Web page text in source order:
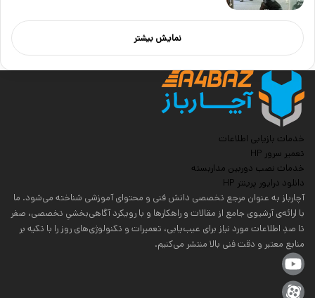
نمایش بیشتر
خدمات بازیابی اطلاعات
تعمیر سرور HP
خدمات نصب دوربین مداربسته
دانلود درایور پرینتر HP
آچارباز به عنوان مرجع تخصصی دانش فنی و محتوای آموزشی شناخته می‌شود. ما
با ارائه‌ی آرشیوی جامع از مقالات و راهکارها و با رویکرد آگاهی‌بخشیِ تخصصی، صفر
تا صدِ اطلاعات مورد نیاز برای عیب‌یابی، تعمیرات و تکنولوژی‌های روز را با تکیه بر
منابع معتبر و دقت فنی بالا منتشر می‌کنیم.